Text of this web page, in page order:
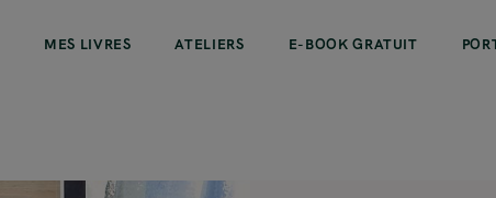
MES LIVRES ATELIERS E-BOOK GRATUIT